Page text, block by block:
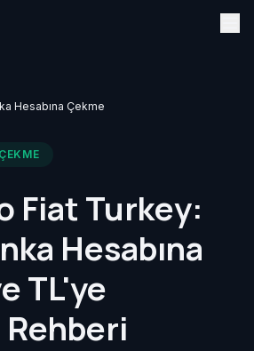
Hesabına Çekme
Fiat Turkey:
Hesabına
TL'ye